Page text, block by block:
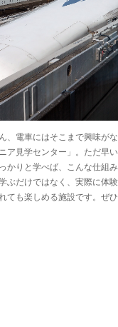
、電車にはそこまで興味が
ア見学センター」。ただ早
かりと学べば、こんな仕組
ぶだけではなく、実際に体
ても楽しめる施設です。ぜ